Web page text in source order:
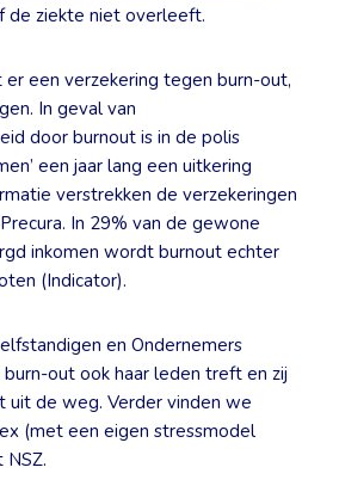
de ziekte niet overleeft.
een verzekering tegen burn-out,
In geval van
door burnout is in de polis
een jaar lang een uitkering
verstrekken de verzekeringen
In 29% van de gewone
inkomen wordt burnout echter
(Indicator).
en Ondernemers
out ook haar leden treft en zij
uit de weg. Verder vinden we
(met een eigen stressmodel
NSZ.